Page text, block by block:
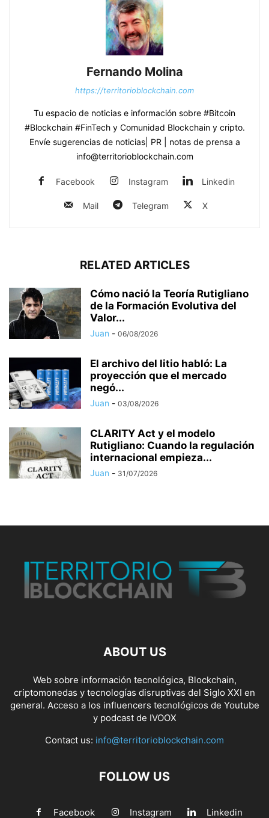
Fernando Molina
https://territorioblockchain.com
Tu espacio de noticias e información sobre #Bitcoin
#Blockchain #FinTech y Comunidad Blockchain y cripto.
Envíe sugerencias de noticias| PR | notas de prensa a
info@territorioblockchain.com
Facebook Instagram Linkedin
Mail Telegram X
RELATED ARTICLES
Cómo nació la Teoría Rutigliano
de la Formación Evolutiva del
Valor...
Juan - 06/08/2026
El archivo del litio habló: La
proyección que el mercado
negó...
Juan - 03/08/2026
CLARITY Act y el modelo
Rutigliano: Cuando la regulación
internacional empieza...
Juan - 31/07/2026
ABOUT US
Web sobre información tecnológica, Blockchain,
criptomonedas y tecnologías disruptivas del Siglo XXI en
general. Acceso a los influencers tecnológicos de Youtube
y podcast de IVOOX
Contact us: info@territorioblockchain.com
FOLLOW US
Facebook Instagram Linkedin